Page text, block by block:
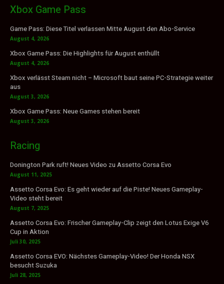
Xbox Game Pass
Game Pass: Diese Titel verlassen Mitte August den Abo-Service
August 4, 2026
Xbox Game Pass: Die Highlights für August enthüllt
August 4, 2026
Xbox verlässt Steam nicht – Microsoft baut seine PC-Strategie weiter
aus
August 3, 2026
Xbox Game Pass: Neue Games stehen bereit
August 3, 2026
Racing
Donington Park ruft! Neues Video zu Assetto Corsa Evo
August 11, 2025
Assetto Corsa Evo: Es geht wieder auf die Piste! Neues Gameplay-
Video steht bereit
August 7, 2025
Assetto Corsa Evo: Frischer Gameplay-Clip zeigt den Lotus Exige V6
Cup in Aktion
Juli 30, 2025
Assetto Corsa EVO: Nächstes Gameplay-Video! Der Honda NSX
besucht Suzuka
Juli 28, 2025